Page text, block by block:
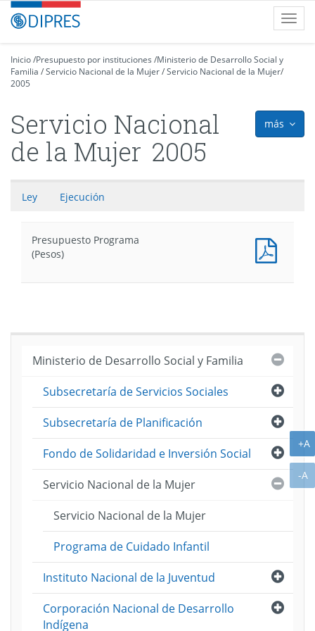
Contenido
principalDIPRES
-
de
Presupuestos
Inicio/Presupuesto por instituciones /Ministerio de Desarrollo Social y
Familia /Servicio Nacional de la Mujer/Servicio Nacional de la Mujer/
2005
más
Servicio Nacional
de la Mujer 2005
Ley Ejecución
Presupuesto Programa
(Pesos)
Ministerio de Desarrollo Social y Familia
Abrir
Subsecretaría de Servicios Sociales
Abrir
Subsecretaría de Planificación
Abrir
Fondo de Solidaridad e Inversión Social
Servicio Nacional de la Mujer
Servicio Nacional de la Mujer
Programa de Cuidado Infantil
Abrir
Instituto Nacional de la Juventud
Abrir
Corporación Nacional de Desarrollo
Indígena
+A
-A